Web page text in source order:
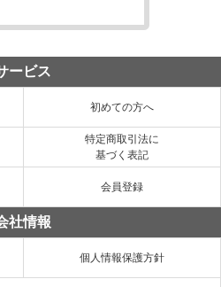
ービス
初めての方へ
特定商取引法に
基づく表記
会員登録
社情報
個人情報保護方針